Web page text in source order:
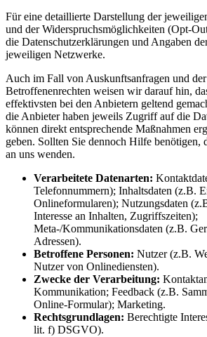
Für eine detaillierte Darstellung der
und der Widerspruchsmöglichkeiten (Opt-
die Datenschutzerklärungen und Angaben
jeweiligen Netzwerke.
Auch im Fall von Auskunftsanfragen und
Betroffenenrechten weisen wir darauf hin,
effektivsten bei den Anbietern geltend
die Anbieter haben jeweils Zugriff auf die
können direkt entsprechende Maßnahmen
geben. Sollten Sie dennoch Hilfe benötigen,
an uns wenden.
Verarbeitete Datenarten:
Telefonnummern); Inhaltsdaten (z.B.
Onlineformularen); Nutzungsdaten
Interesse an Inhalten, Zugriffszeiten);
Meta-/Kommunikationsdaten (z.B.
Adressen).
Betroffene Personen: Nutzer (z.B.
Nutzer von Onlinediensten).
Zwecke der Verarbeitung:
Kommunikation; Feedback (z.B.
Online-Formular); Marketing.
Rechtsgrundlagen: Berechtigte
lit. f) DSGVO).